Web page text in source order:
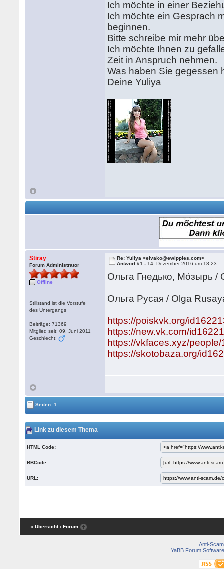
Ich möchte in einer
Ich möchte ein Gesprach
beginnen.
Bitte schreibe mir mehr
Ich möchte Ihnen zu
Zeit in Anspruch nehmen.
Was haben Sie gegessen
Deine Yuliya
Stiray
Forum Administrator
Offline
Stillstand ist die Vorstufe
des Untergangs
Beiträge: 71369
Mitglied seit: 09. Juni 2011
Geschlecht:
Re: Yuliya <elvako@ewippies.com>
Antwort #1 - 14. Dezember 2016 um 18:23
Ольга Гнедько, Мо́зырь /
Ольга Русая / Olga
https://poiskvk.org/
https://new.vk.com/
https://vkfaces.xyz/
https://skotobaza.org/
Seiten: 1
Link zu diesem Thema
HTML Code:
BBCode:
URL:
« Übersicht ‹ Forum
Anti-Scam
YaBB Forum Software